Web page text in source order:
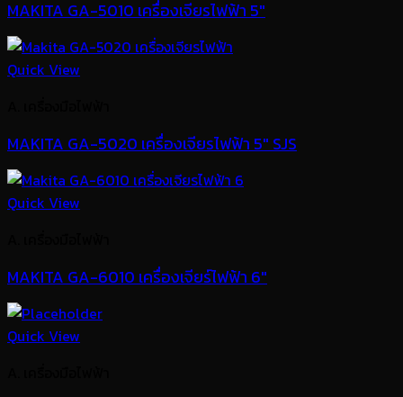
MAKITA GA-5010 เครื่องเจียรไฟฟ้า 5″
Quick View
MAKITA GA-5020 เครื่องเจียรไฟฟ้า 5″ SJS
Quick View
MAKITA GA-6010 เครื่องเจียร์ไฟฟ้า 6″
Quick View